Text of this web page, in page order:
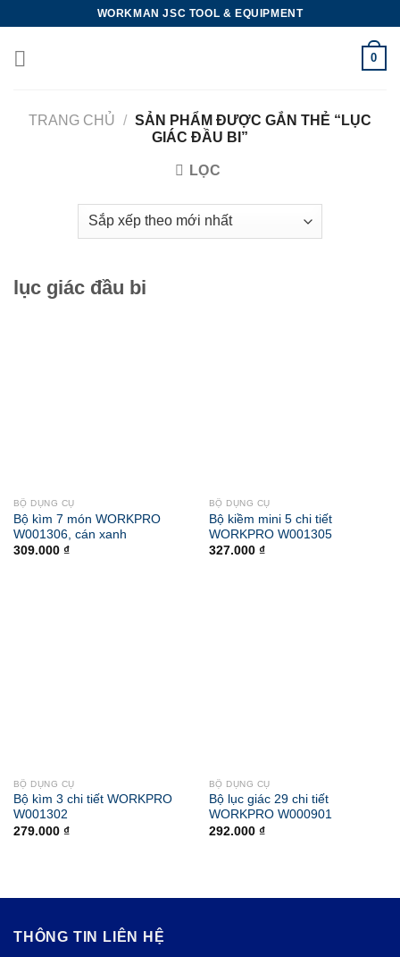
content
WORKMAN JSC TOOL & EQUIPMENT
0
TRANG CHỦ / SẢN PHẨM ĐƯỢC GẮN THẺ “LỤC
GIÁC ĐẦU BI”
LỌC
lục giác đầu bi
BỘ DỤNG CỤ
Bộ kìm 7 món WORKPRO
W001306, cán xanh
309.000 ₫
BỘ DỤNG CỤ
Bộ kiềm mini 5 chi tiết
WORKPRO W001305
327.000 ₫
BỘ DỤNG CỤ
Bộ kìm 3 chi tiết WORKPRO
W001302
279.000 ₫
BỘ DỤNG CỤ
Bộ lục giác 29 chi tiết
WORKPRO W000901
292.000 ₫
THÔNG TIN LIÊN HỆ